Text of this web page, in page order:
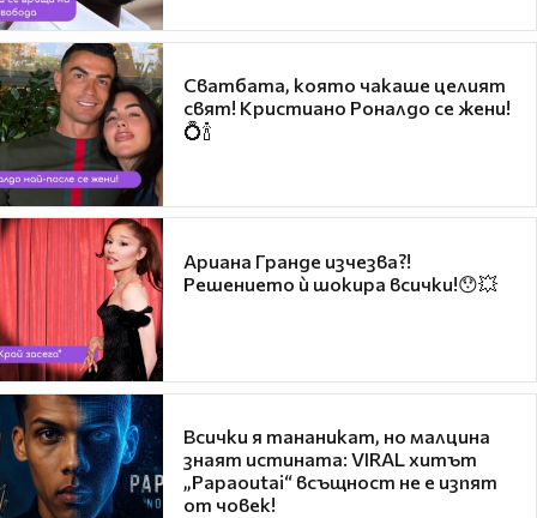
Сватбата, която чакаше целият
свят! Кристиано Роналдо се жени!
💍🍾
Ариана Гранде изчезва?!
Решението ѝ шокира всички!😯💥
Всички я тананикат, но малцина
знаят истината: VIRAL хитът
„Papaoutai“ всъщност не е изпят
от човек!